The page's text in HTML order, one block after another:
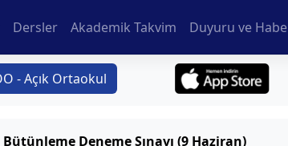
Dersler Akademik Takvim Duyuru ve
- Açık Ortaokul
Bütünleme Deneme Sınavı (9 Haziran)